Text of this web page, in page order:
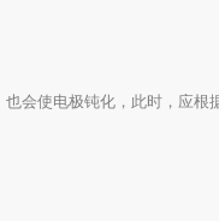
会使电极钝化，此时，应